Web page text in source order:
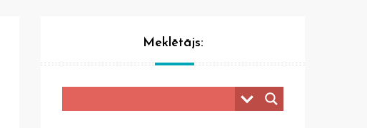
Meklētājs: